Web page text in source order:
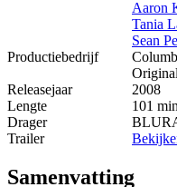
Aaron
Tania
Sean
Productiebedrijf
Releasejaar
2008
Lengte
101
Drager
Trailer
Samenvatting